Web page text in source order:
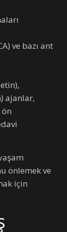
ve bazı ant
ajanlar,
önlemek ve
için